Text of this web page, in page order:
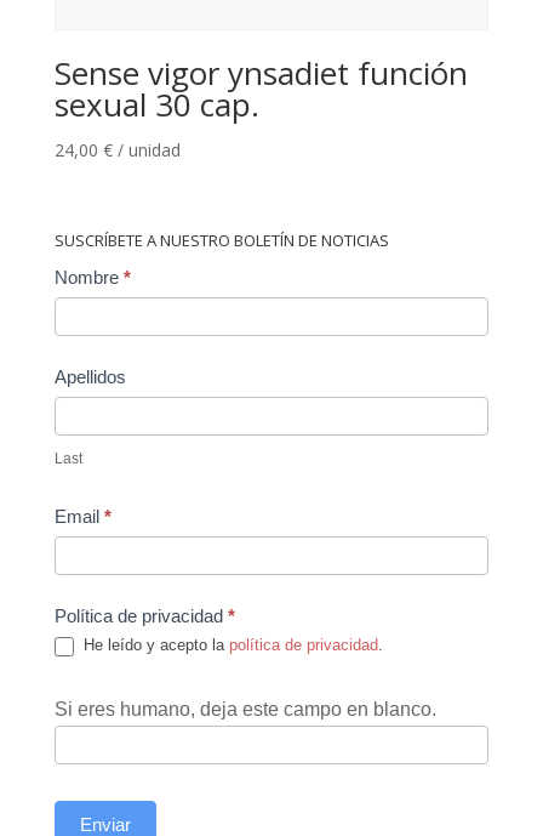
Sense vigor ynsadiet función
sexual 30 cap.
24,00 € / unidad
SUSCRÍBETE A NUESTRO BOLETÍN DE NOTICIAS
Contact
Nombre *
Apellidos
Last
Email *
Política de privacidad *
He leído y acepto la política de privacidad
Si eres humano, deja este campo en blanco.
Enviar